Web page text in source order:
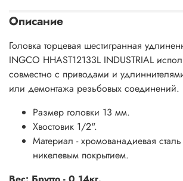
Описание
Головка торцевая шестигранная
INGCO HHAST12133L INDUSTRIAL
совместно с приводами и
или демонтажа резьбовых соединений.
Размер головки 13 мм.
Хвостовик 1/2".
Материал - хромованадиевая
никелевым покрытием.